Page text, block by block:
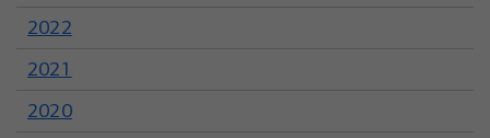
2022
2021
2020